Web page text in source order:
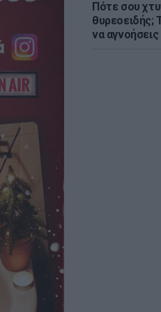
Πότε σου
θυρεοειδής;
να αγνοήσεις